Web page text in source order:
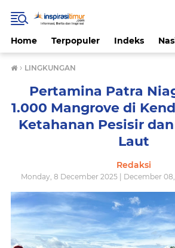
Home Terpopuler Indeks
› LINGKUNGAN
Pertamina Patra
1.000 Mangrove di
Ketahanan Pesisir
Laut
Redaksi
Monday, 8 December 2025 | December 08,